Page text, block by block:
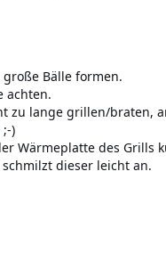
Bälle formen.
achten.
zu lange grillen/braten,
)
Wärmeplatte des Grills
dieser leicht an.